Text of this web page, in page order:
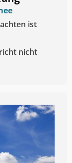
ist
nicht